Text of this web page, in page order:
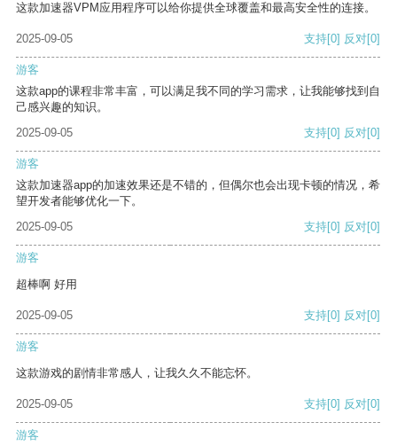
这款加速器VPM应用程序可以给你提供全球覆盖和最高安全性的连接。
2025-09-05 支持[0] 反对[0]
游客
这款app的课程非常丰富，可以满足我不同的学习需求，让我能够找到自
己感兴趣的知识。
2025-09-05
支持[0] 反对[0]
游客
这款加速器app的加速效果还是不错的，但偶尔也会出现卡顿的情况，希
望开发者能够优化一下。
2025-09-05
支持[0] 反对[0]
游客
超棒啊 好用
2025-09-05 支持[0] 反对[0]
游客
这款游戏的剧情非常感人，让我久久不能忘怀。
2025-09-05 支持[0] 反对[0]
游客